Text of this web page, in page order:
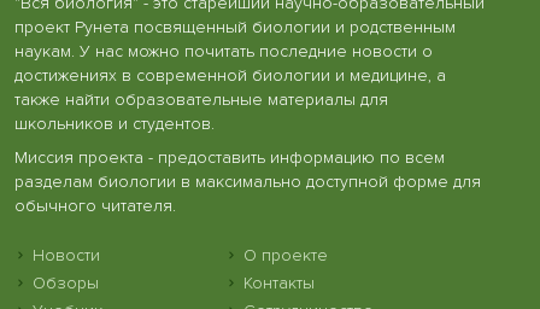
проект Рунета посвященный биологии и родственным
наукам. У нас можно почитать последние новости о
достижениях в современной биологии и медицине, а
также найти образовательные материалы для
школьников и студентов.
Миссия проекта - предоставить информацию по всем
разделам биологии в максимально доступной форме для
обычного читателя.
Новости
Обзоры
О проекте
Контакты